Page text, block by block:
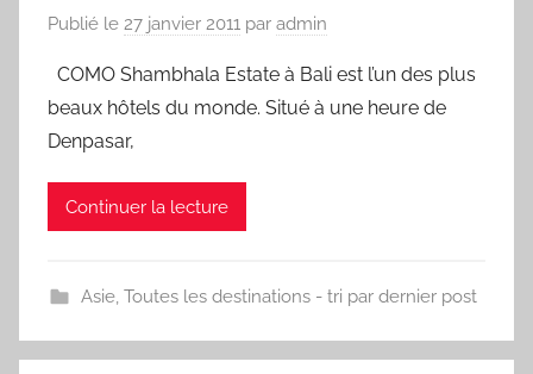
Publié le 27 janvier 2011 par admin
COMO Shambhala Estate à Bali est l’un des plus
beaux hôtels du monde. Situé à une heure de
Denpasar,
Continuer la lecture
Asie, Toutes les destinations - tri par dernier post